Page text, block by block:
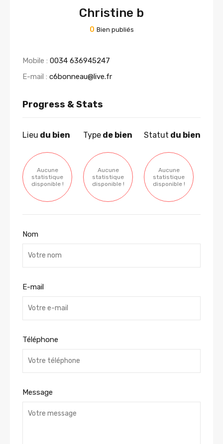
Christine b
0 Bien publiés
Mobile : 0034 636945247
E-mail : c6bonneau@live.fr
Progress & Stats
Lieu du bien
Aucune
statistique
disponible !
Type de bien
Aucune
statistique
disponible !
Statut du bien
Aucune
statistique
disponible !
Nom
E-mail
Téléphone
Message